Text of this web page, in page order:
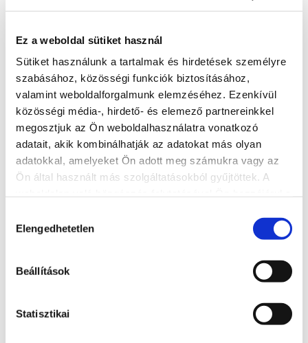
Ez a weboldal sütiket használ
Sütiket használunk a tartalmak és hirdetések személyre
szabásához, közösségi funkciók biztosításához,
valamint weboldalforgalmunk elemzéséhez. Ezenkívül
közösségi média-, hirdető- és elemező partnereinkkel
megosztjuk az Ön weboldalhasználatra vonatkozó
adatait, akik kombinálhatják az adatokat más olyan
adatokkal, amelyeket Ön adott meg számukra vagy az
Ön által használt más szolgáltatásokból gyűjtöttek. A
kiválasztása
Elengedhetetlen
Beállítások
Statisztikai
Gyermekbarát
Erzsébet-kártya elfogadóhely
SZÉP kártya elfogadóhely
Elérhetőség
Cím
8600 Siófok, Szent László utca 41-43.
Weboldal
http://dianahotel.hu/